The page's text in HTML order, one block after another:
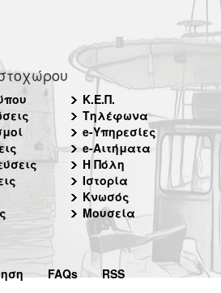
Κ.Ε.Π.
Τηλέφωνα
e-Υπηρεσίες
e-Αιτήματα
Η Πόλη
Ιστορία
Κνωσός
Μουσεία
FAQs RSS